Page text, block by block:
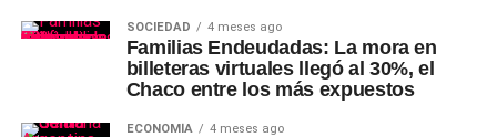
SOCIEDAD 4 meses ago
Familias Endeudadas: La mora en
billeteras virtuales llegó al 30%, el
Chaco entre los más expuestos
ECONOMÍA 4 meses ago